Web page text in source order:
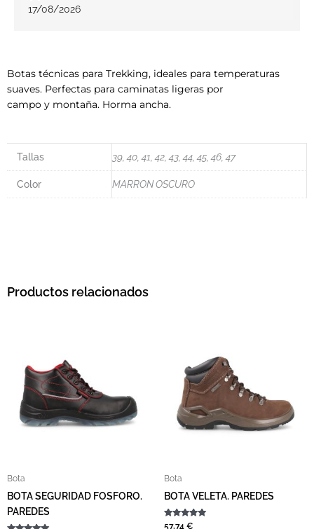
17/08/2026
Botas técnicas para Trekking, ideales para temperaturas
suaves. Perfectas para caminatas ligeras por
campo y montaña. Horma ancha.
Tallas 39, 40, 41, 42, 43, 44, 45, 46, 47
Color MARRON OSCURO
Productos relacionados
Bota
BOTA SEGURIDAD FOSFORO.
PAREDES
Bota
BOTA VELETA. PAREDES
Valorado con
57,74 €